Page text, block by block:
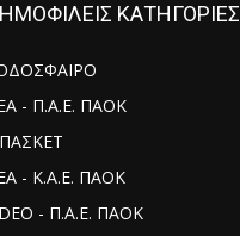
ΚΑΤΗΓΟΡΙΕΣ
- Π.Α.Ε. ΠΑΟΚ
- Κ.Α.Ε. ΠΑΟΚ
- Π.Α.Ε. ΠΑΟΚ